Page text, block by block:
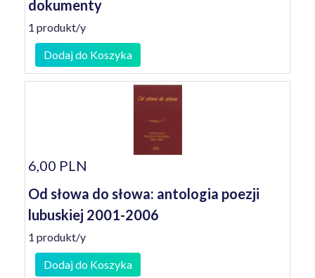
dokumenty
1 produkt/y
Dodaj do Koszyka
6,00 PLN
Od słowa do słowa: antologia poezji
lubuskiej 2001-2006
1 produkt/y
Dodaj do Koszyka